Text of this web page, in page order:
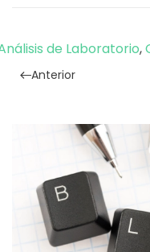
de Laboratorio,
Anterior